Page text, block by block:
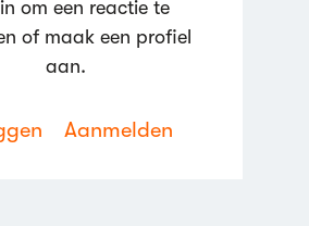
om een reactie te
of maak een profiel
aan.
Aanmelden